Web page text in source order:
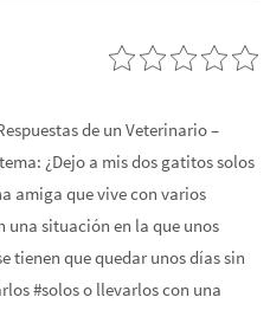
de un Veterinario –
¿Dejo a mis dos gatitos solos
amiga que vive con varios
una situación en la que unos
tienen que quedar unos días sin
#solos o llevarlos con una